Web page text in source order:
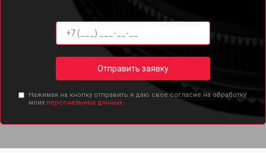
Отправить заявку
Нажимая на кнопку отправить я даю свое согласие на обработку
моих персональных данных.